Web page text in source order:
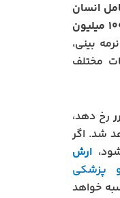
انسان
۲ میلیارد و ۱۰۰ میلیون
بینی،
مختلف
رخ دهد،
شد. اگر
ارش
پزشکی
خواهد